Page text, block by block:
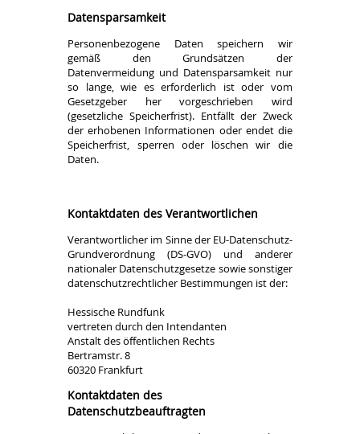
Datensparsamkeit
Personenbezogene Daten speichern wir
gemäß den Grundsätzen der
Datenvermeidung und Datensparsamkeit nur
so lange, wie es erforderlich ist oder vom
Gesetzgeber her vorgeschrieben wird
(gesetzliche Speicherfrist). Entfällt der Zweck
der erhobenen Informationen oder endet die
Speicherfrist, sperren oder löschen wir die
Daten.
Kontaktdaten des Verantwortlichen
Verantwortlicher im Sinne der EU-Datenschutz-
Grundverordnung (DS-GVO) und anderer
nationaler Datenschutzgesetze sowie sonstiger
datenschutzrechtlicher Bestimmungen ist der:
Hessische Rundfunk
vertreten durch den Intendanten
Anstalt des öffentlichen Rechts
Bertramstr. 8
60320 Frankfurt
Kontaktdaten des
Datenschutzbeauftragten